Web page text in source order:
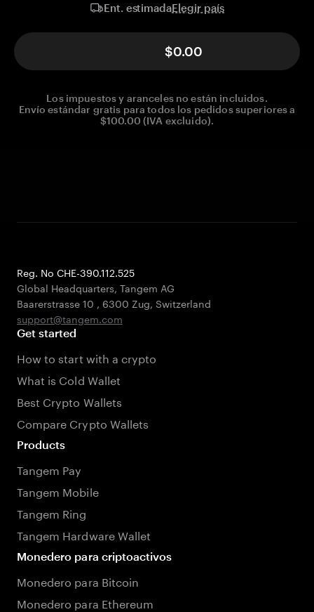
Ent. estimadaElegir país
$0.00
Los impuestos y aranceles no están incluidos.
Envío estándar gratis para todos los pedidos superiores a
$100.00 (IVA excluido).
Reg. No CHE-390.112.525
Global Headquarters, Tangem AG
Baarerstrasse 10 , 6300 Zug, Switzerland
support@tangem.com
Get started
How to start with a crypto
What is Cold Wallet
Best Crypto Wallets
Compare Crypto Wallets
Products
Tangem Pay
Tangem Mobile
Tangem Ring
Tangem Hardware Wallet
Monedero para criptoactivos
Monedero para Bitcoin
Monedero para Ethereum